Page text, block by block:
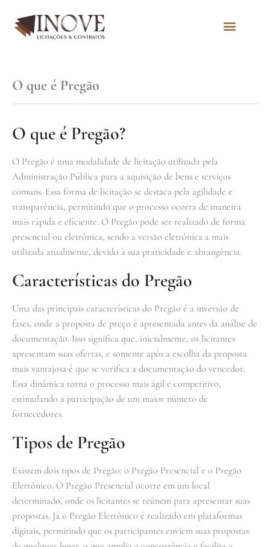
O que é Pregão
O que é Pregão?
O Pregão é uma modalidade de licitação utilizada pela
Administração Pública para a aquisição de bens e serviços
comuns. Essa forma de licitação se destaca pela agilidade e
transparência, permitindo que o processo ocorra de maneira
mais rápida e eficiente. O Pregão pode ser realizado de forma
presencial ou eletrônica, sendo a versão eletrônica a mais
utilizada atualmente, devido à sua praticidade e abrangência.
Características do Pregão
Uma das principais características do Pregão é a inversão de
fases, onde a proposta de preço é apresentada antes da análise de
documentação. Isso significa que, inicialmente, os licitantes
apresentam suas ofertas, e somente após a escolha da proposta
mais vantajosa é que se verifica a documentação do vencedor.
Essa dinâmica torna o processo mais ágil e competitivo,
estimulando a participação de um maior número de
fornecedores.
Tipos de Pregão
Existem dois tipos de Pregão: o Pregão Presencial e o Pregão
Eletrônico. O Pregão Presencial ocorre em um local
determinado, onde os licitantes se reúnem para apresentar suas
propostas. Já o Pregão Eletrônico é realizado em plataformas
digitais, permitindo que os participantes enviem suas propostas